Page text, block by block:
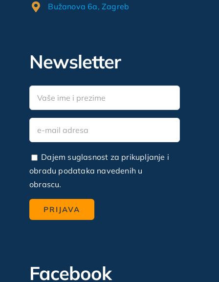
Bužanova 6a, Zagreb
Newsletter
Dajem suglasnost za prikupljanje i
obradu podataka navedenih u
obrascu.
Facebook